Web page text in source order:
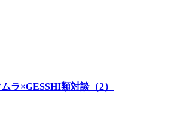
ラ×GESSHI類対談（2）